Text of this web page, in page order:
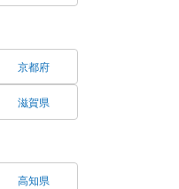
京都府
滋賀県
高知県